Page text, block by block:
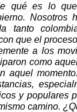
qué es lo
Nosotros
tanto
que el
a los
como
aquel
y populares
camino.